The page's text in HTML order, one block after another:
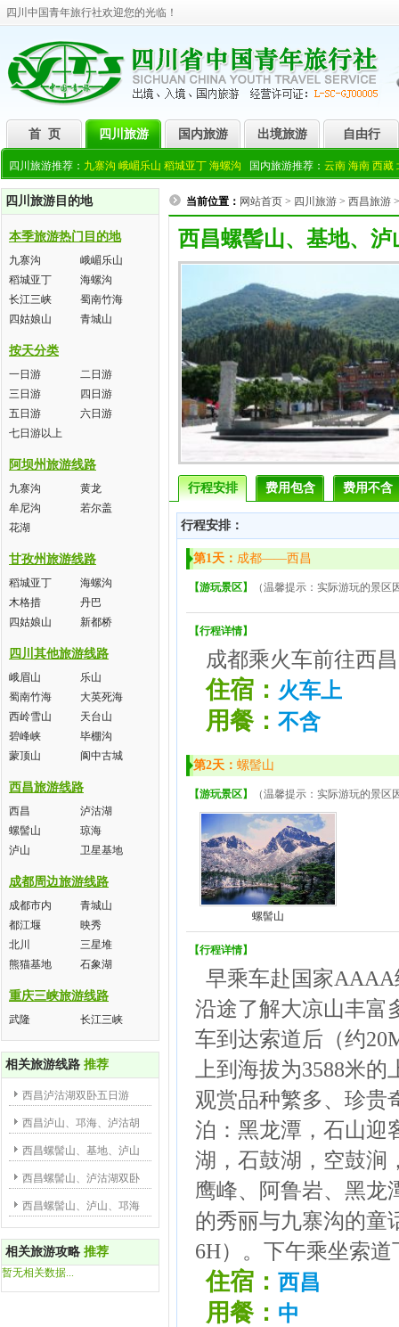
四川中国青年旅行社欢迎您的光临！
首 页 四川旅游 国内旅游 出境旅游 自由行
四川旅游推荐： 九寨沟 峨嵋乐山 稻城亚丁 海螺沟 国内旅游推荐： 云南 海南 西藏
四川旅游目的地
本季旅游热门目的地
九寨沟
峨嵋乐山
稻城亚丁
海螺沟
长江三峡
蜀南竹海
四姑娘山
青城山
按天分类
一日游
二日游
三日游
四日游
五日游
六日游
七日游以上
阿坝州旅游线路
九寨沟
黄龙
牟尼沟
若尔盖
花湖
甘孜州旅游线路
稻城亚丁
海螺沟
木格措
丹巴
四姑娘山
新都桥
四川其他旅游线路
峨眉山
乐山
蜀南竹海
大英死海
西岭雪山
天台山
碧峰峡
毕棚沟
蒙顶山
阆中古城
西昌旅游线路
西昌
泸沽湖
螺髻山
琼海
泸山
卫星基地
成都周边旅游线路
成都市内
青城山
都江堰
映秀
北川
三星堆
熊猫基地
石象湖
重庆三峡旅游线路
武隆 长江三峡
相关旅游线路 推荐
西昌泸沽湖双卧五日游
西昌泸山、邛海、泸沽胡
西昌螺髻山、基地、泸山
西昌螺髻山、泸沽湖双卧
西昌螺髻山、泸山、邛海
相关旅游攻略 推荐
暂无相关数据...
当前位置： 网站首页 > 四川旅游 > 西昌旅游
西昌螺髻山、基地、
行程安排 费用包含 费用不含
行程安排：
第1天： 成都——西昌
【游玩景区】 （温馨提示：实际游玩的景
【行程详情】
成都乘火车前往西
住宿： 火车上
用餐： 不含
第2天： 螺髻山
【游玩景区】 （温馨提示：实际游玩的景
螺髻山
【行程详情】
早乘车赴国家
沿途了解大凉山丰富
车到达索道后（约
上到海拔为3588米
观赏品种繁多、珍贵
泊：黑龙潭，石山迎
湖，石鼓湖，空鼓涧
鹰峰、阿鲁岩、黑
的秀丽与九寨沟的童
6H）。下午乘坐索
住宿： 西昌
用餐： 中